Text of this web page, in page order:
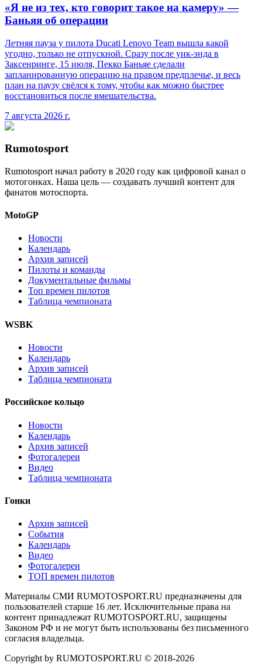
«Я не из тех, кто говорит такое на камеру» —
Баньяя об операции
Летняя пауза у пилота Ducati Lenovo Team вышла какой
угодно, только не отпускной. Сразу после уик-энда в
Заксенринге, 15 июля, Пекко Баньяе сделали
запланированную операцию на правом предплечье, и весь
план на паузу свёлся к тому, чтобы как можно быстрее
восстановиться после вмешательства.
7 августа 2026 г.
Rumotosport
Rumotosport начал работу в 2020 году как цифровой канал о
мотогонках. Наша цель — создавать лучший контент для
фанатов мотоспорта.
MotoGP
Новости
Календарь
Архив записей
Пилоты и команды
Документальные фильмы
Топ времен пилотов
Таблица чемпионата
WSBK
Новости
Календарь
Архив записей
Таблица чемпионата
Российское кольцо
Новости
Календарь
Архив записей
Фотогалереи
Видео
Таблица чемпионата
Гонки
Архив записей
События
Календарь
Видео
Фотогалереи
ТОП времен пилотов
Материалы СМИ RUMOTOSPORT.RU предназначены для
пользователей старше 16 лет. Исключительные права на
контент принадлежат RUMOTOSPORT.RU, защищены
Законом РФ и не могут быть использованы без письменного
согласия владельца.
Copyright by RUMOTOSPORT.RU © 2018-2026